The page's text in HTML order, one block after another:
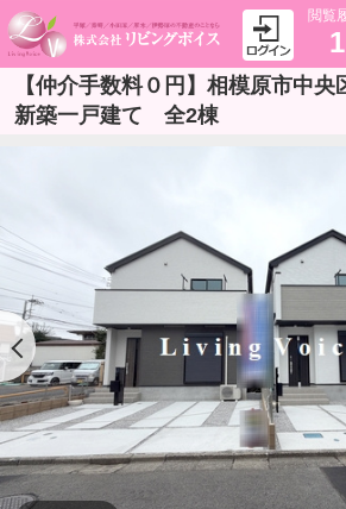
閲覧
1
【仲介手数料０円】相模原市中
新築一戸建て 全2棟